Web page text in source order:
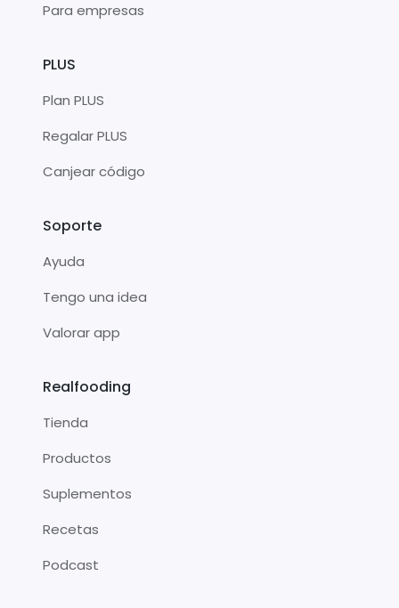
Para empresas
PLUS
Plan PLUS
Regalar PLUS
Canjear código
Soporte
Ayuda
Tengo una idea
Valorar app
Realfooding
Tienda
Productos
Suplementos
Recetas
Podcast